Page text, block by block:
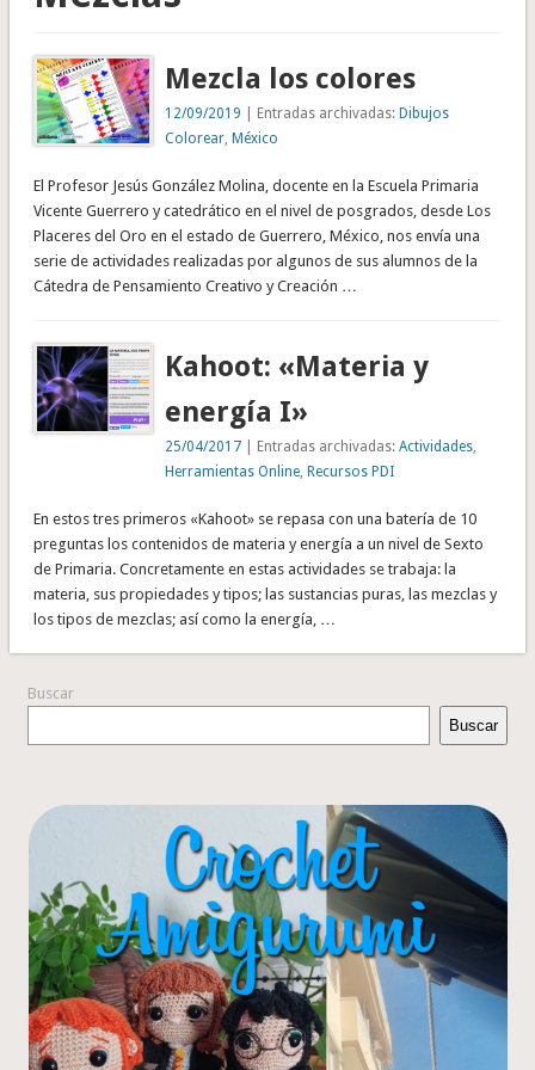
Mezcla los colores
12/09/2019 | Entradas archivadas:Dibujos
Colorear ,México
El Profesor Jesús González Molina, docente en la Escuela Primaria
Vicente Guerrero y catedrático en el nivel de posgrados, desde Los
Placeres del Oro en el estado de Guerrero, México, nos envía una
serie de actividades realizadas por algunos de sus alumnos de la
Cátedra de Pensamiento Creativo y Creación …
Kahoot: «Materia y
energía I»
25/04/2017 | Entradas archivadas:Actividades
Herramientas Online ,Recursos PDI
En estos tres primeros «Kahoot» se repasa con una batería de 10
preguntas los contenidos de materia y energía a un nivel de Sexto
de Primaria. Concretamente en estas actividades se trabaja: la
materia, sus propiedades y tipos; las sustancias puras, las mezclas y
los tipos de mezclas; así como la energía, …
Buscar
Buscar